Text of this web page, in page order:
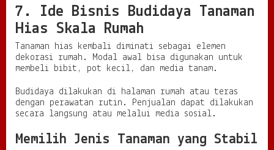
7. Ide Bisnis Budidaya Tanaman
Hias Skala Rumah
Tanaman hias kembali diminati sebagai elemen
dekorasi rumah. Modal awal bisa digunakan untuk
membeli bibit, pot kecil, dan media tanam.
Budidaya dilakukan di halaman rumah atau teras
dengan perawatan rutin. Penjualan dapat dilakukan
secara langsung atau melalui media sosial.
Memilih Jenis Tanaman yang Stabil